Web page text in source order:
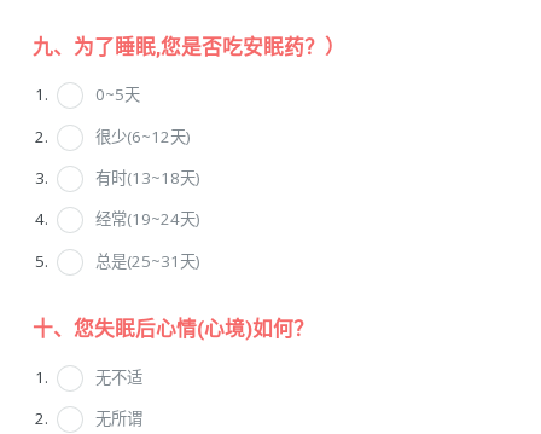
九、为了睡眠,您是否吃安眠药？）
0~5天
很少(6~12天)
有时(13~18天)
经常(19~24天)
总是(25~31天)
十、您失眠后心情(心境)如何？
无不适
无所谓